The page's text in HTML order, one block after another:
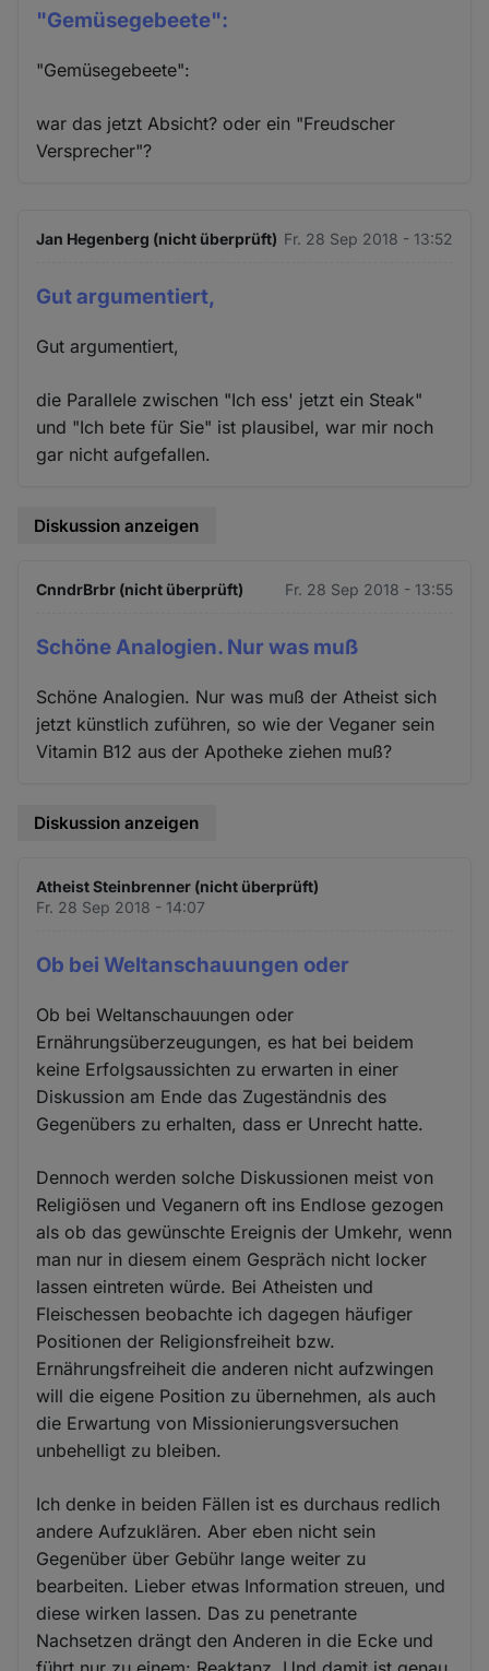
"Gemüsegebeete":
"Gemüsegebeete":
war das jetzt Absicht? oder ein "Freudscher
Versprecher"?
Jan Hegenberg (nicht überprüft) Fr. 28 Sep 2018 - 13:52
Gut argumentiert,
Gut argumentiert,
die Parallele zwischen "Ich ess' jetzt ein Steak"
und "Ich bete für Sie" ist plausibel, war mir noch
gar nicht aufgefallen.
Diskussion anzeigen
CnndrBrbr (nicht überprüft) Fr. 28 Sep 2018 - 13:55
Schöne Analogien. Nur was muß
Schöne Analogien. Nur was muß der Atheist sich
jetzt künstlich zuführen, so wie der Veganer sein
Vitamin B12 aus der Apotheke ziehen muß?
Diskussion anzeigen
Atheist Steinbrenner (nicht überprüft)
Fr. 28 Sep 2018 - 14:07
Ob bei Weltanschauungen oder
Ob bei Weltanschauungen oder
Ernährungsüberzeugungen, es hat bei beidem
keine Erfolgsaussichten zu erwarten in einer
Diskussion am Ende das Zugeständnis des
Gegenübers zu erhalten, dass er Unrecht hatte.
Dennoch werden solche Diskussionen meist von
Religiösen und Veganern oft ins Endlose gezogen
als ob das gewünschte Ereignis der Umkehr, wenn
man nur in diesem einem Gespräch nicht locker
lassen eintreten würde. Bei Atheisten und
Fleischessen beobachte ich dagegen häufiger
Positionen der Religionsfreiheit bzw.
Ernährungsfreiheit die anderen nicht aufzwingen
will die eigene Position zu übernehmen, als auch
die Erwartung von Missionierungsversuchen
unbehelligt zu bleiben.
Ich denke in beiden Fällen ist es durchaus redlich
andere Aufzuklären. Aber eben nicht sein
Gegenüber über Gebühr lange weiter zu
bearbeiten. Lieber etwas Information streuen, und
diese wirken lassen. Das zu penetrante
Nachsetzen drängt den Anderen in die Ecke und